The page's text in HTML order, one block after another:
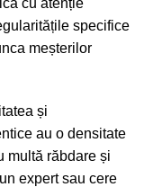
specifice
meșterilor
și
au o densitate
multă răbdare și
expert sau cere